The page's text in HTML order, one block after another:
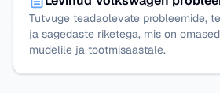
Tutvuge teadaolevate probleemide,
ja sagedaste riketega, mis on
mudelile ja tootmisaastale.